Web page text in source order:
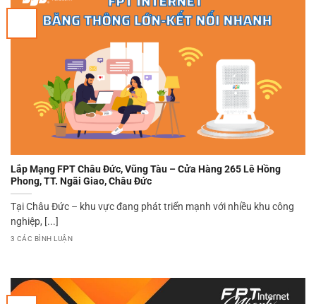
Lắp Mạng FPT Châu Đức, Vũng Tàu – Cửa Hàng 265 Lê Hồng
Phong, TT. Ngãi Giao, Châu Đức
Tại Châu Đức – khu vực đang phát triển mạnh với nhiều khu công
nghiệp, [...]
3 CÁC BÌNH LUẬN